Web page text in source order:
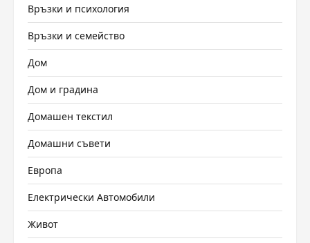
Връзки и психология
Връзки и семейство
Дом
Дом и градина
Домашен текстил
Домашни съвети
Европа
Електрически Автомобили
Живот